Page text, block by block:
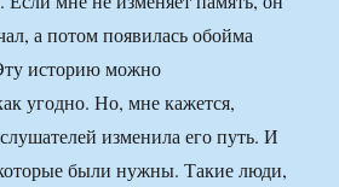
а потом появилась обойма
историю можно
угодно. Но, мне кажется,
изменила его путь. И
были нужны. Такие люди,